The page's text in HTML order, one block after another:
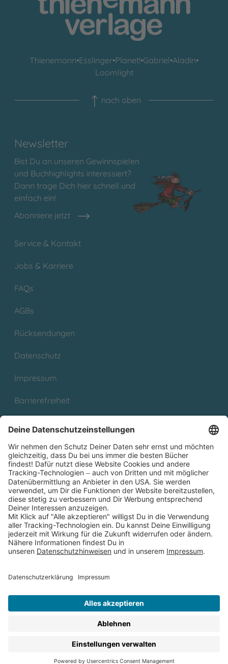
Thienemann•Esslinger•Planet!•Gabriel•Aladin•
Loomlight
nach oben
Newsletter
Bist Du an unseren Gewinnspielen
und Buchhighlights interessiert?
Dann trage Dich hier schnell und
einfach ein!
Abonniere jetzt
Service & Kontakt
Jobs & Karriere
FAQs
AGBs
Rücksendungen
Datenschutz
Impressum
Barrierefreiheit
Partnerprogramm (Affiliate)
Folge uns auf
* Versandkostenfrei ab 9,00 € Bestellwert innerhalb
Deutschlands
** Lieferzeit 1-3 Werktage innerhalb Deutschlands
Thienemann-Esslinger Verlag GmbH, Blumenstraße 36, D-70182